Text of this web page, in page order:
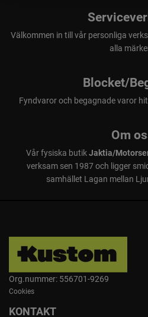
Välkommen in till vår personliga
alla
Blocket/
Fyndvaror och begagnade varor
Om
Vår fysiska butikJaktia/
verksam sen 1987 och ligger
samhället Lagan mellan
Org.nummer: 556701-9269
Cookies
KONTAKT